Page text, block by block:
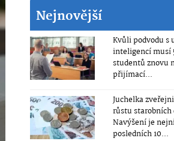
Nejnovější
Kvůli podvodu s
inteligencí musí
studentů znovu
přijímací...
Juchelka
růstu starobních
Navýšení je
posledních 10...